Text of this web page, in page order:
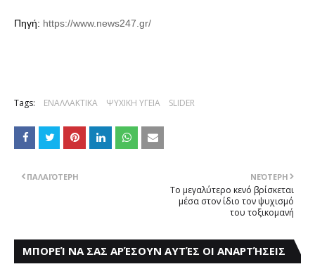
Πηγή: https://www.news247.gr/
Tags: ΕΝΑΛΛΑΚΤΙΚΑ ΨΥΧΙΚΗ ΥΓΕΙΑ SLIDER
ΝΕΌΤΕΡΗ
Το μεγαλύτερο κενό βρίσκεται
μέσα στον ίδιο τον ψυχισμό
του τοξικομανή
ΠΑΛΑΙΌΤΕΡΗ
ΜΠΟΡΕΊ ΝΑ ΣΑΣ ΑΡΈΣΟΥΝ ΑΥΤΈΣ ΟΙ ΑΝΑΡΤΉΣΕΙΣ